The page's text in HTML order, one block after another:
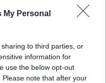
My Personal
to third parties, or
information for
use the below opt-out
note that after your
a belső eszmecserék,
az egységes Európának
országokkal. Az unió
kísérték a
felgyorsulását 1989-ben.